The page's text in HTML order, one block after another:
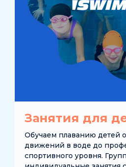
Занятия для
Обучаем плаванию детей
движений в воде до
спортивного уровня.